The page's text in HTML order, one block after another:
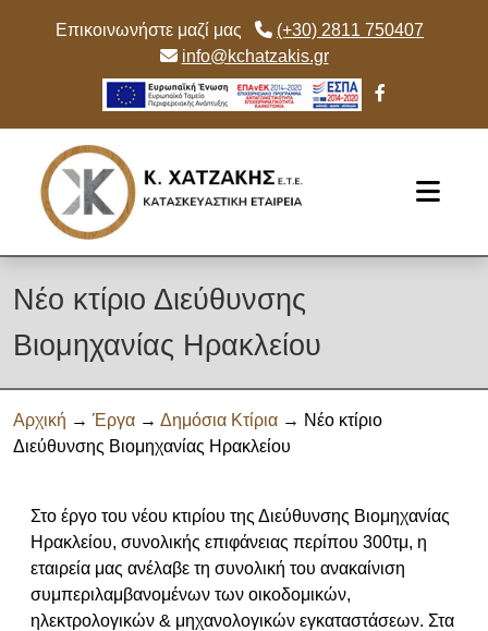
Επικοινωνήστε μαζί μας
(+30) 2811 750407
info@kchatzakis.gr
Νέο κτίριο Διεύθυνσης
Βιομηχανίας Ηρακλείου
Αρχική → Έργα → Δημόσια Κτίρια → Νέο κτίριο
Διεύθυνσης Βιομηχανίας Ηρακλείου
Στο έργο του νέου κτιρίου της Διεύθυνσης Βιομηχανίας
Ηρακλείου, συνολικής επιφάνειας περίπου 300τμ, η
εταιρεία μας ανέλαβε τη συνολική του ανακαίνιση
συμπεριλαμβανομένων των οικοδομικών,
ηλεκτρολογικών & μηχανολογικών εγκαταστάσεων. Στα